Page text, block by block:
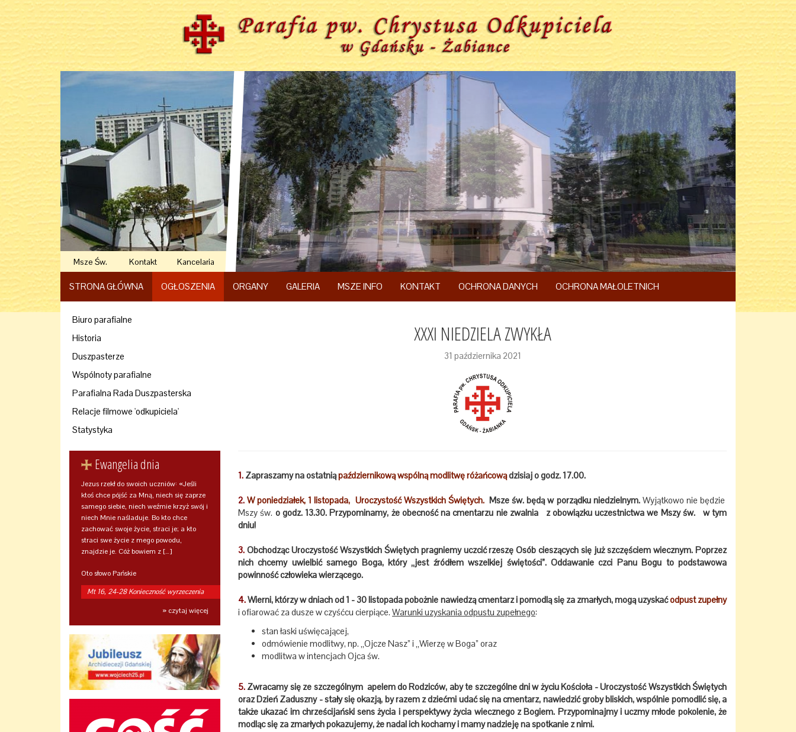
Msze Św. Kontakt Kancelaria
STRONA GŁÓWNA OGŁOSZENIA ORGANY GALERIA MSZE INFO KONTAKT OCHRONA DANYCH OCHRONA MAŁOLETNICH
Biuro parafialne
Historia
Duszpasterze
Wspólnoty parafialne
Parafialna Rada Duszpasterska
Relacje filmowe 'odkupiciela'
Statystyka
Ewangelia dnia
Jezus rzekł do swoich uczniów: «Jeśli
ktoś chce pójść za Mną, niech się zaprze
samego siebie, niech weźmie krzyż swój i
niech Mnie naśladuje. Bo kto chce
zachować swoje życie, straci je; a kto
straci swe życie z mego powodu,
znajdzie je. Cóż bowiem z […]
Oto słowo Pańskie
Mt 16, 24-28 Konieczność wyrzeczenia
» czytaj więcej
XXXI NIEDZIELA ZWYKŁA
31 października 2021
1. Zapraszamy na ostatniąpaździernikową wspólną modlitwę różańcowądzisiaj o godz. 17.00.
2. W poniedziałek, 1 listopada, Uroczystość Wszystkich Świętych. Msze św. będą w porządku niedzielnym.Wyjątkowo nie będzie
Mszy św. o godz. 13.30. Przypominamy, że obecność na cmentarzu nie zwalnia z obowiązku uczestnictwa we Mszy św. w tym
dniu!
3. Obchodząc Uroczystość Wszystkich Świętych pragniemy uczcić rzeszę Osób cieszących się już szczęściem wiecznym. Poprzez
nich chcemy uwielbić samego Boga, który „jest źródłem wszelkiej świętości”. Oddawanie czci Panu Bogu to podstawowa
powinność człowieka wierzącego.
4.Wierni, którzy w dniach od 1 - 30 listopada pobożnie nawiedzą cmentarz i pomodlą się za zmarłych, mogą uzyskaćodpust zupełny
i ofiarować za dusze w czyśćcu cierpiące. Warunki uzyskania odpustu zupełnego:
stan łaski uświęcającej,
odmówienie modlitwy, np. „Ojcze Nasz” i „Wierzę w Boga” oraz
modlitwa w intencjach Ojca św.
5. Zwracamy się ze szczególnym apelem do Rodziców, aby te szczególne dni w życiu Kościoła - Uroczystość Wszystkich Świętych
oraz Dzień Zaduszny - stały się okazją, by razem z dziećmi udać się na cmentarz, nawiedzić groby bliskich, wspólnie pomodlić się, a
także ukazać im chrześcijański sens życia i perspektywy życia wiecznego z Bogiem. Przypominajmy i uczmy młode pokolenie, że
modląc się za zmarłych pokazujemy, że nadal ich kochamy i mamy nadzieję na spotkanie z nimi.